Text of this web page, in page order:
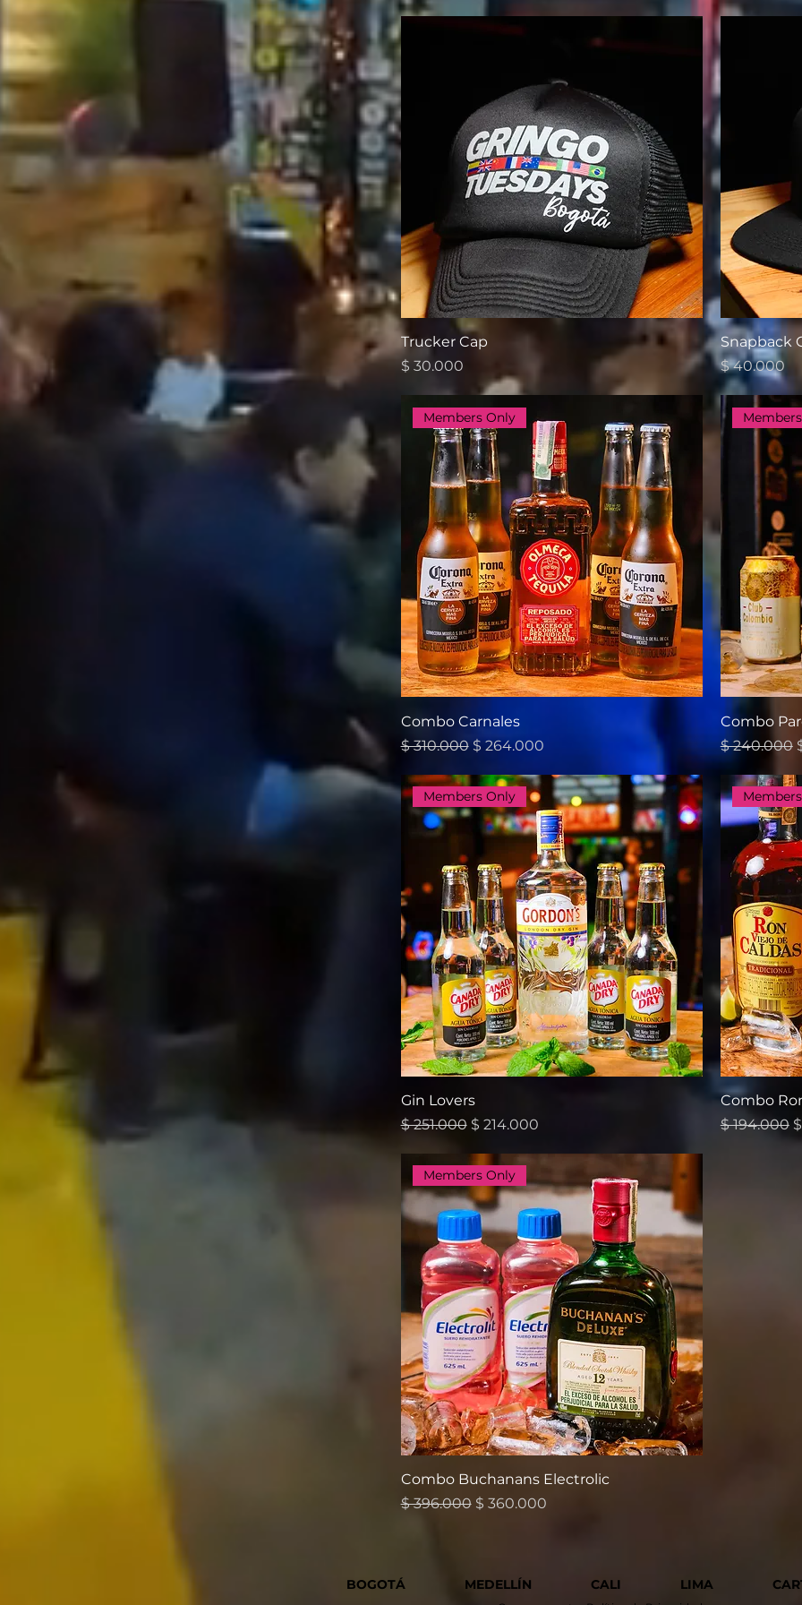
Trucker Cap
Precio
$ 30.000
Snapback
Precio
$ 40.000
Members Only
Combo Carnales
Precio
$ 310.000 Precio de oferta
$ 264.000
Combo
Precio
$ 240.000
Members Only
Gin Lovers
Precio
$ 251.000 Precio de oferta
$ 214.000
Combo
Precio
$ 194.000
Members Only
Combo Buchanans Electrolic
Precio
$ 396.000 Precio de oferta
$ 360.000
BOGOTÁ MEDELLÍN CALI LIMA